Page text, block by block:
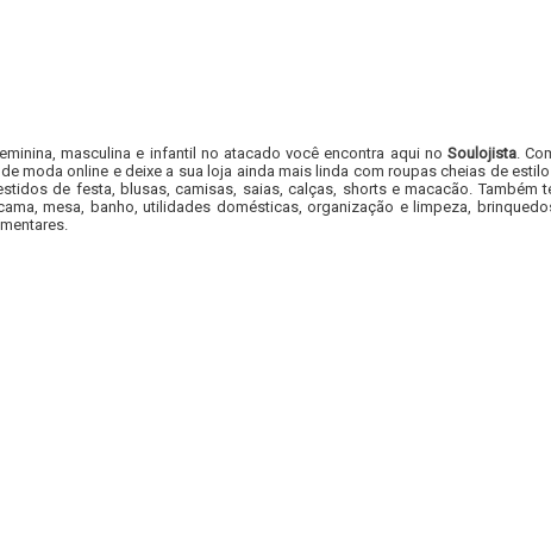
masculina e infantil no atacado você encontra aqui no Soulojista.
moda online e deixe a sua loja ainda mais linda com roupas cheias de
de festa, blusas, camisas, saias, calças, shorts e macacão. Também
mesa, banho, utilidades domésticas, organização e limpeza,